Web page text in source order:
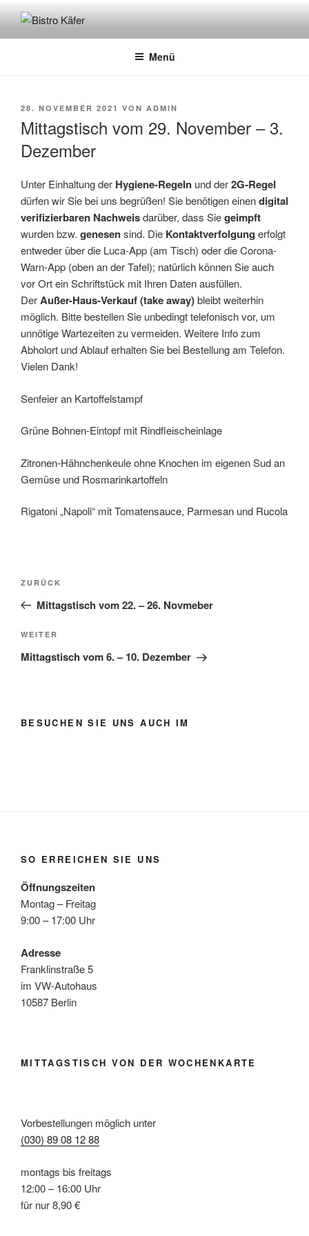
Inhalt
springenBISTRO KÄFER
Café – Bistro – Catering
Menü
VERÖFFENTLICHT
28. NOVEMBER 2021 VON ADMIN
Mittagstisch vom 29. November – 3.
Dezember
Unter Einhaltung der Hygiene-Regeln und der2G-Regel
dürfen wir Sie bei uns begrüßen! Sie benötigen einendigital
verifizierbaren Nachweisdarüber, dass Siegeimpft
wurden bzw. genesensind. Die Kontaktverfolgung erfolgt
entweder über die Luca-App (am Tisch) oder die Corona-
Warn-App (oben an der Tafel); natürlich können Sie auch
vor Ort ein Schriftstück mit Ihren Daten ausfüllen.
DerAußer-Haus-Verkauf (take away)bleibt weiterhin
möglich. Bitte bestellen Sie unbedingt telefonisch vor, um
unnötige Wartezeiten zu vermeiden. Weitere Info zum
Abholort und Ablauf erhalten Sie bei Bestellung am Telefon.
Vielen Dank!
Senfeier an Kartoffelstampf
Grüne Bohnen-Eintopf mit Rindfleischeinlage
Zitronen-Hähnchenkeule ohne Knochen im eigenen Sud an
Gemüse und Rosmarinkartoffeln
Rigatoni „Napoli“ mit Tomatensauce, Parmesan und Rucola
Beitragsnavigation
Vorheriger
Beitrag
ZURÜCK
Mittagstisch vom 22. – 26. Novmeber
Nächster
Beitrag
WEITER
Mittagstisch vom 6. – 10. Dezember
BESUCHEN SIE UNS AUCH IM
SO ERREICHEN SIE UNS
Öffnungszeiten
Montag – Freitag
9:00 – 17:00 Uhr
Adresse
Franklinstraße 5
im VW-Autohaus
10587 Berlin
MITTAGSTISCH VON DER WOCHENKARTE
Vorbestellungen möglich unter
(030) 89 08 12 88
montags bis freitags
12:00 – 16:00 Uhr
für nur 8,90 €